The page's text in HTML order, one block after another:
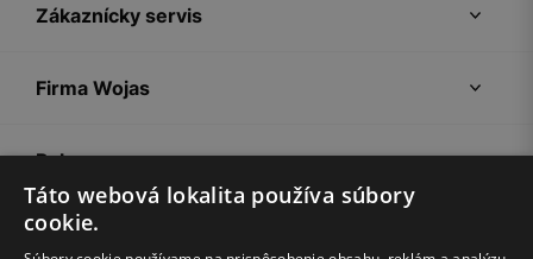
Zákaznícky servis
Firma Wojas
Pokyny
Táto webová lokalita používa súbory
cookie.